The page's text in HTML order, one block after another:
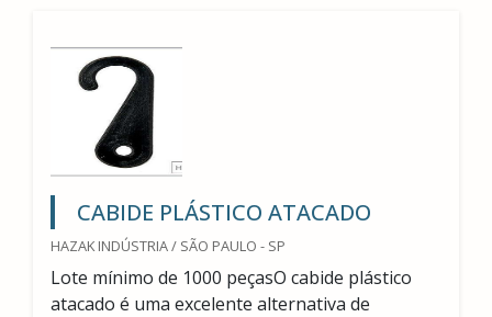
CABIDE PLÁSTICO ATACADO
HAZAK INDÚSTRIA / SÃO PAULO - SP
Lote mínimo de 1000 peçasO cabide plástico
atacado é uma excelente alternativa de